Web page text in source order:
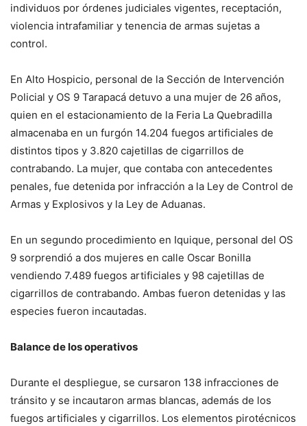
individuos por órdenes judiciales vigentes, receptación,
violencia intrafamiliar y tenencia de armas sujetas a
control.
En Alto Hospicio, personal de la Sección de Intervención
Policial y OS 9 Tarapacá detuvo a una mujer de 26 años,
quien en el estacionamiento de la Feria La Quebradilla
almacenaba en un furgón 14.204 fuegos artificiales de
distintos tipos y 3.820 cajetillas de cigarrillos de
contrabando. La mujer, que contaba con antecedentes
penales, fue detenida por infracción a la Ley de Control de
Armas y Explosivos y la Ley de Aduanas.
En un segundo procedimiento en Iquique, personal del OS
9 sorprendió a dos mujeres en calle Oscar Bonilla
vendiendo 7.489 fuegos artificiales y 98 cajetillas de
cigarrillos de contrabando. Ambas fueron detenidas y las
especies fueron incautadas.
Balance de los operativos
Durante el despliegue, se cursaron 138 infracciones de
tránsito y se incautaron armas blancas, además de los
fuegos artificiales y cigarrillos. Los elementos pirotécnicos